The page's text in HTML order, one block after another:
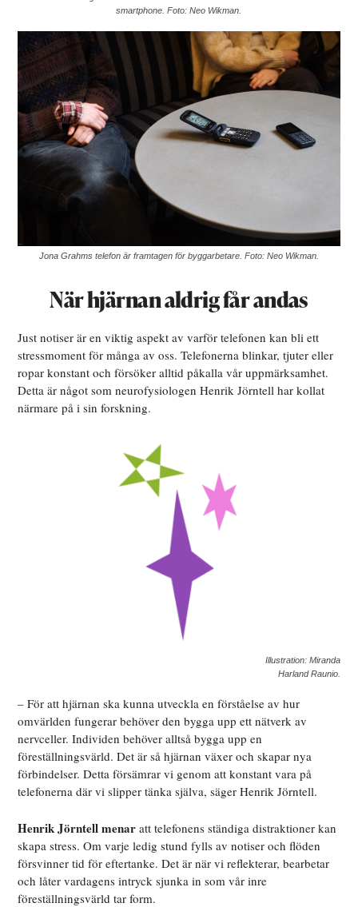
smartphone. Foto: Neo Wikman.
Jona Grahms telefon är framtagen för byggarbetare. Foto: Neo Wikman.
När hjärnan aldrig får andas
Just notiser är en viktig aspekt av varför telefonen kan bli ett
stressmoment för många av oss. Telefonerna blinkar, tjuter eller
ropar konstant och försöker alltid påkalla vår uppmärksamhet.
Detta är något som neurofysiologen Henrik Jörntell har kollat
närmare på i sin forskning.
Illustration: Miranda
Harland Raunio.
– För att hjärnan ska kunna utveckla en förståelse av hur
omvärlden fungerar behöver den bygga upp ett nätverk av
nervceller. Individen behöver alltså bygga upp en
föreställningsvärld. Det är så hjärnan växer och skapar nya
förbindelser. Detta försämrar vi genom att konstant vara på
telefonerna där vi slipper tänka själva, säger Henrik Jörntell.
Henrik Jörntell menar att telefonens ständiga distraktioner kan
skapa stress. Om varje ledig stund fylls av notiser och flöden
försvinner tid för eftertanke. Det är när vi reflekterar, bearbetar
och låter vardagens intryck sjunka in som vår inre
föreställningsvärld tar form.